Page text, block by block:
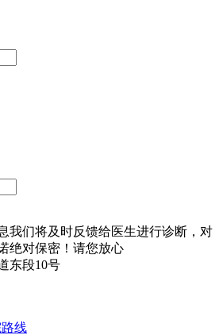
我们将及时反馈给医生进行诊断，对
绝对保密！请您放心
东段10号
线